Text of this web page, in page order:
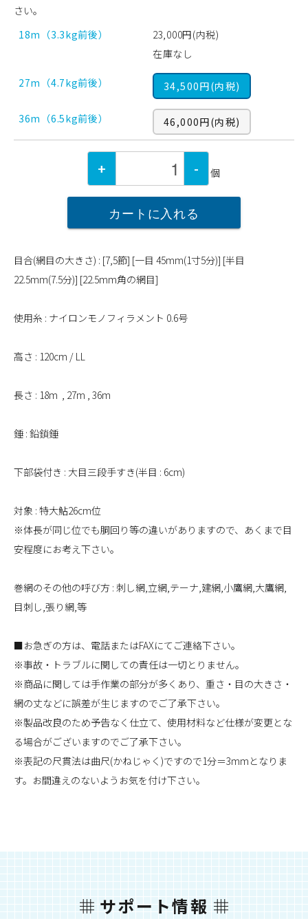
さい。
18m（3.3kg前後）
23,000円(内税)
在庫なし
27m（4.7kg前後） 34,500円(内税)
36m（6.5kg前後） 46,000円(内税)
+ - 個
カートに入れる
目合(網目の大きさ) : [7,5節] [一目 45mm(1寸5分)] [半目
22.5mm(7.5分)] [22.5mm角の網目]
使用糸 : ナイロンモノフィラメント 0.6号
高さ : 120cm / LL
長さ : 18m , 27m , 36m
錘 : 鉛鎖錘
下部袋付き : 大目三段手すき(半目 : 6cm)
対象 : 特大鮎26cm位
※体長が同じ位でも胴回り等の違いがありますので、あくまで目
安程度にお考え下さい。
巻網のその他の呼び方 : 刺し網,立網,テーナ,建網,小鷹網,大鷹網,
目刺し,張り網,等
■お急ぎの方は、電話またはFAXにてご連絡下さい。
※事故・トラブルに関しての責任は一切とりません。
※商品に関しては手作業の部分が多くあり、重さ・目の大きさ・
網の丈などに誤差が生じますのでご了承下さい。
※製品改良のため予告なく仕立て、使用材料など仕様が変更とな
る場合がございますのでご了承下さい。
※表記の尺貫法は曲尺(かねじゃく)ですので1分＝3mmとなりま
す。お間違えのないようお気を付け下さい。
サポート情報